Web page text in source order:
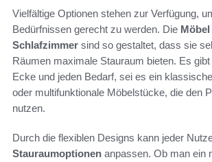
Vielfältige Optionen stehen zur Verfügung,
Bedürfnissen gerecht zu werden. Die
Schlafzimmer sind so gestaltet, dass sie
Räumen maximale Stauraum bieten. Es
Ecke und jeden Bedarf, sei es ein
oder multifunktionale Möbelstücke, die den
nutzen.
Durch die flexiblen Designs kann jeder
Stauraumoptionen anpassen. Ob man ein